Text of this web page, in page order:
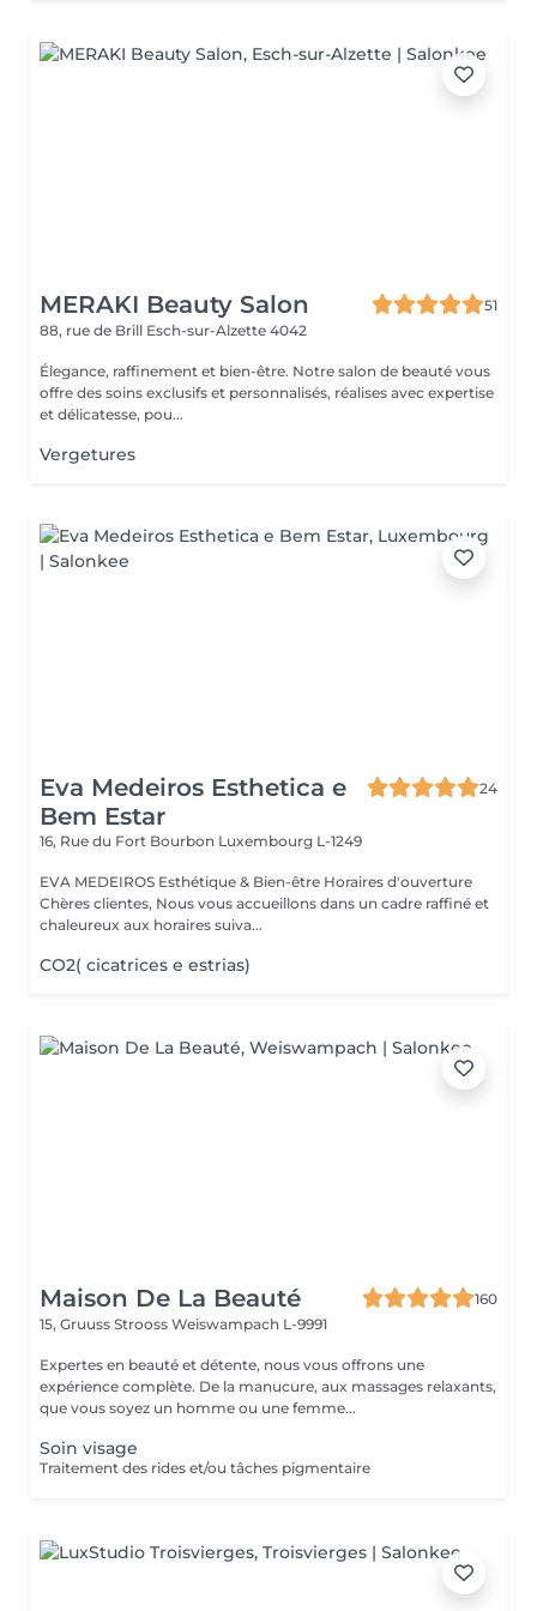
MERAKI Beauty Salon
51
88, rue de Brill Esch-sur-Alzette 4042
Élegance, raffinement et bien-être. Notre salon de beauté vous
offre des soins exclusifs et personnalisés, réalises avec expertise
et délicatesse, pou...
Vergetures
Eva Medeiros Esthetica e
Bem Estar
24
16, Rue du Fort Bourbon Luxembourg L-1249
EVA MEDEIROS Esthétique & Bien-être Horaires d'ouverture
Chères clientes, Nous vous accueillons dans un cadre raffiné et
chaleureux aux horaires suiva...
CO2( cicatrices e estrias)
Maison De La Beauté
160
15, Gruuss Strooss Weiswampach L-9991
Expertes en beauté et détente, nous vous offrons une
expérience complète. De la manucure, aux massages relaxants,
que vous soyez un homme ou une femme...
Soin visage
Traitement des rides et/ou tâches pigmentaire